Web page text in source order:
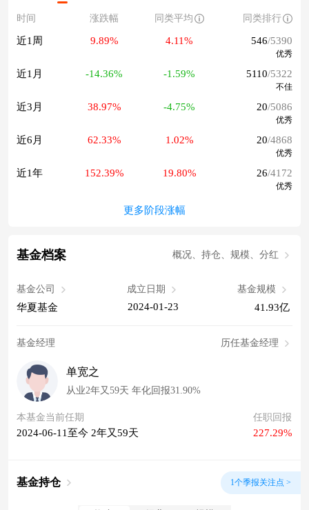
时间 涨跌幅 同类平均 同类排行
近1周 9.89% 4.11% 546/5390
优秀
近1月 -14.36% -1.59% 5110/5322
不佳
近3月 38.97% -4.75% 20/5086
优秀
近6月 62.33% 1.02% 20/4868
优秀
近1年 152.39% 19.80% 26/4172
优秀
更多阶段涨幅
基金档案 概况、持仓、规模、分红
基金公司
华夏基金
成立日期
2024-01-23
基金规模
41.93亿
基金经理 历任基金经理
单宽之
从业2年又59天 年化回报31.90%
本基金当前任期
2024-06-11至今 2年又59天
任职回报
227.29%
基金持仓 1个季报关注点 >